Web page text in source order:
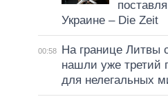
Украине – Die Zeit
00:58
На границе Литвы
нашли уже третий
для нелегальных